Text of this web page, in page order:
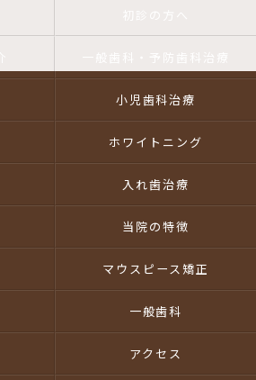
小児歯科治療
ホワイトニング
入れ歯治療
当院の特徴
マウスピース矯正
一般歯科
アクセス